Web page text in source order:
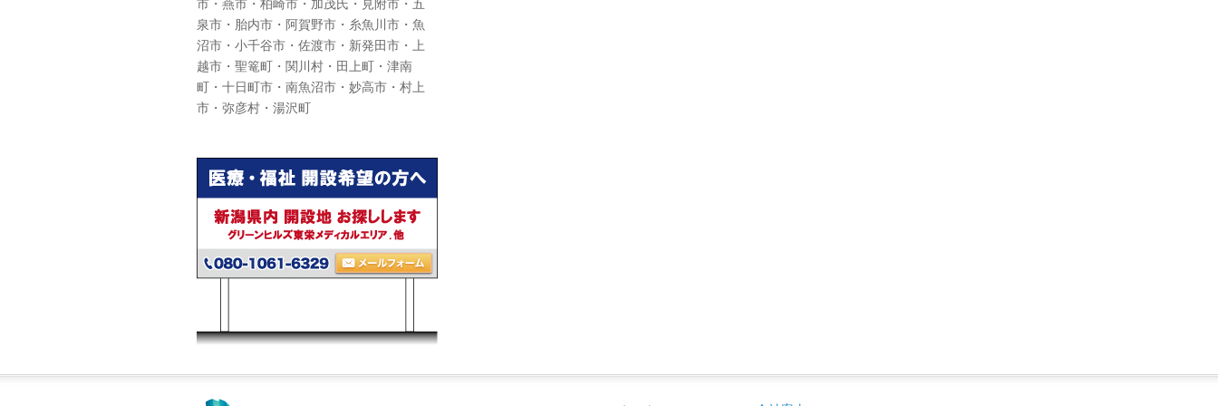
市・燕市・柏崎市・加茂氏・見附市・五
泉市・胎内市・阿賀野市・糸魚川市・魚
沼市・小千谷市・佐渡市・新発田市・上
越市・聖篭町・関川村・田上町・津南
町・十日町市・南魚沼市・妙高市・村上
市・弥彦村・湯沢町